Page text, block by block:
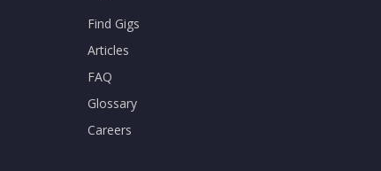
Find Gigs
Articles
FAQ
Glossary
Careers